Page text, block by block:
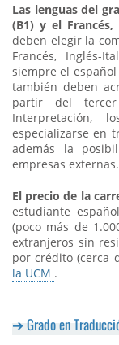
Las lenguas del
(B1) y el Francés,
deben elegir la
Francés, Inglés-
siempre el
también deben
partir del
Interpretación,
especializarse en
además la
empresas externas.
El precio de la
estudiante
(poco más de
extranjeros sin
por crédito (cerca
la UCM .
Grado en